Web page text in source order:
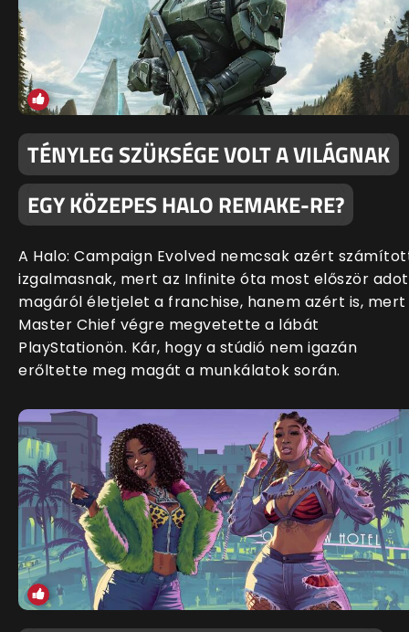
TÉNYLEG SZÜKSÉGE VOLT A VILÁGNAK
EGY KÖZEPES HALO REMAKE-RE?
A Halo: Campaign Evolved nemcsak azért
izgalmasnak, mert az Infinite óta most először
magáról életjelet a franchise, hanem azért is, mert
Master Chief végre megvetette a lábát
PlayStationön. Kár, hogy a stúdió nem igazán
erőltette meg magát a munkálatok során.